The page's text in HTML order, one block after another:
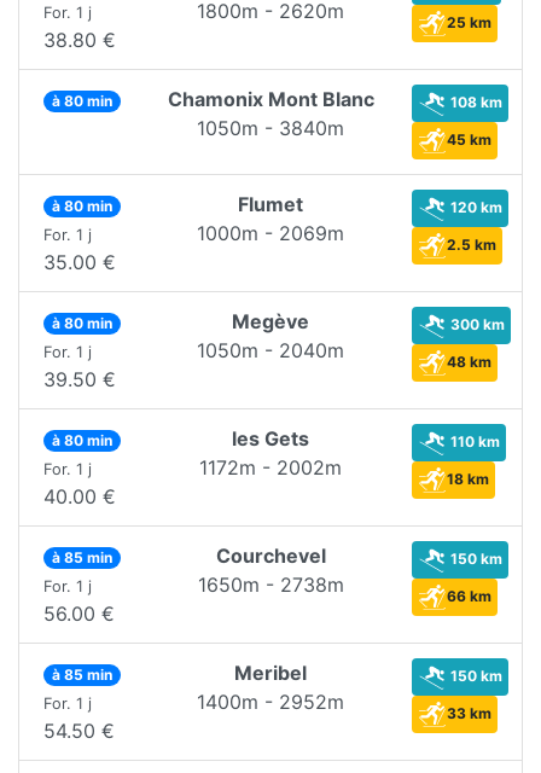
For. 1 j
38.80 €
1800m - 2620m
25 km
à 80 min
Chamonix Mont Blanc
1050m - 3840m
108 km
45 km
à 80 min
For. 1 j
35.00 €
Flumet
1000m - 2069m
120 km
2.5 km
à 80 min
For. 1 j
39.50 €
Megève
1050m - 2040m
300 km
48 km
à 80 min
For. 1 j
40.00 €
les Gets
1172m - 2002m
110 km
18 km
à 85 min
For. 1 j
56.00 €
Courchevel
1650m - 2738m
150 km
66 km
à 85 min
For. 1 j
54.50 €
Meribel
1400m - 2952m
150 km
33 km